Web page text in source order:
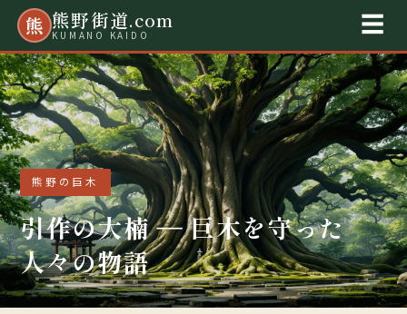
熊 熊野街道.com
KUMANO KAIDO ☰
熊野の巨木
引作の大楠 ― 巨木を守った
人々の物語